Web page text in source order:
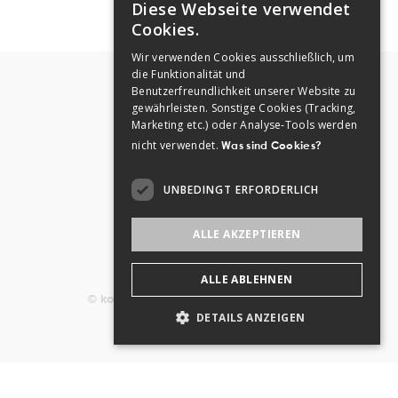
Kontakt
+43 5574 45838
© koje • Offene Jugendarbeit in Vorarlberg
Impressum
Datenschutz
GERMAN
Diese Webseite verwendet
Cookies.
Wir verwenden Cookies ausschließlich, um
die Funktionalität und
Benutzerfreundlichkeit unserer Website zu
gewährleisten. Sonstige Cookies (Tracking,
Marketing etc.) oder Analyse-Tools werden
nicht verwendet.Was sind Cookies?
UNBEDINGT ERFORDERLICH
ALLE AKZEPTIEREN
ALLE ABLEHNEN
DETAILS ANZEIGEN